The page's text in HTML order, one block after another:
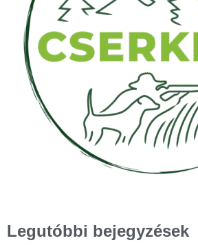
Legutóbbi bejegyzések